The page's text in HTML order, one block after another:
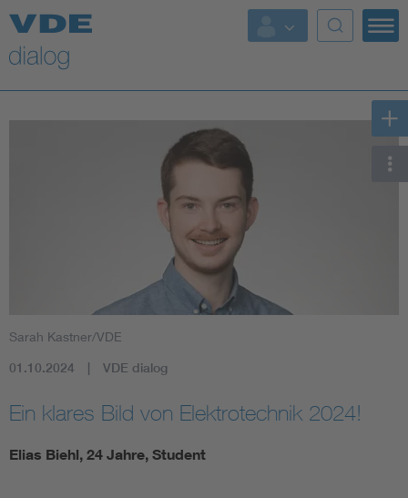
Sarah Kastner/VDE
01.10.2024 VDE dialog
Ein klares Bild von Elektrotechnik 2024!
Elias Biehl, 24 Jahre, Student